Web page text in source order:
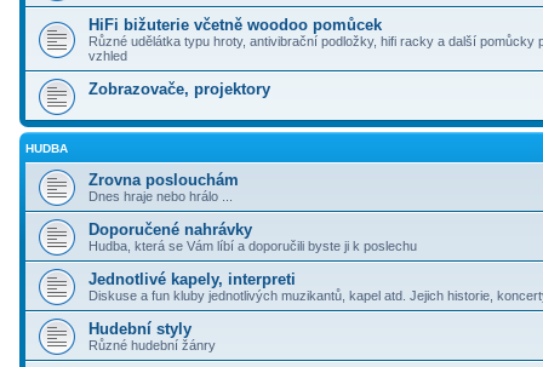
HiFi bižuterie včetně woodoo pomůcek
Různé udělátka typu hroty, antivibrační podložky, hifi racky a další pomůcky
vzhled
Zobrazovače, projektory
HUDBA
Zrovna poslouchám
Dnes hraje nebo hrálo ...
Doporučené nahrávky
Hudba, která se Vám líbí a doporučili byste ji k poslechu
Jednotlivé kapely, interpreti
Diskuse a fun kluby jednotlivých muzikantů, kapel atd. Jejich historie,
Hudební styly
Různé hudební žánry